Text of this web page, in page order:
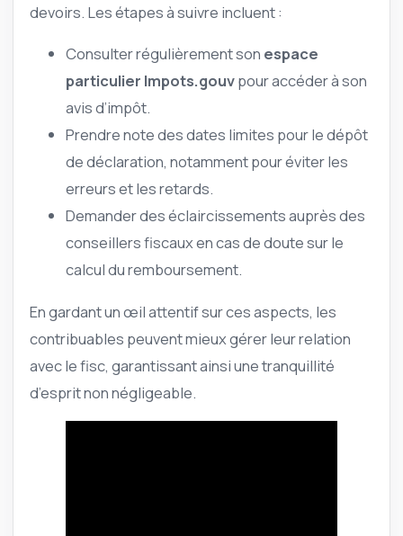
devoirs. Les étapes à suivre incluent :
Consulter régulièrement son espace
particulier Impots.gouvpour accéder à son
avis d’impôt.
Prendre note des dates limites pour le dépôt
de déclaration, notamment pour éviter les
erreurs et les retards.
Demander des éclaircissements auprès des
conseillers fiscaux en cas de doute sur le
calcul du remboursement.
En gardant un œil attentif sur ces aspects, les
contribuables peuvent mieux gérer leur relation
avec le fisc, garantissant ainsi une tranquillité
d’esprit non négligeable.